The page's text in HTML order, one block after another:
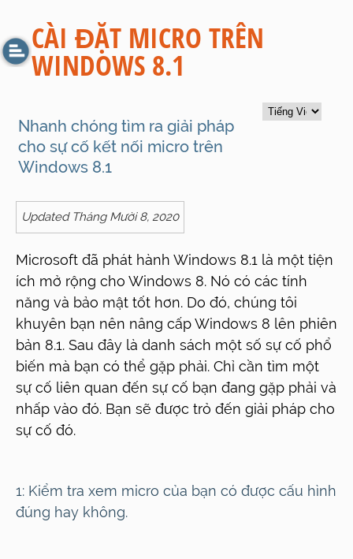
CÀI ĐẶT MICRO TRÊN
WINDOWS 8.1
Nhanh chóng tìm ra giải pháp
cho sự cố kết nối micro trên
Windows 8.1
Updated Tháng Mười 8, 2020
Microsoft đã phát hành Windows 8.1 là một tiện
ích mở rộng cho Windows 8. Nó có các tính
năng và bảo mật tốt hơn. Do đó, chúng tôi
khuyên bạn nên nâng cấp Windows 8 lên phiên
bản 8.1. Sau đây là danh sách một số sự cố phổ
biến mà bạn có thể gặp phải. Chỉ cần tìm một
sự cố liên quan đến sự cố bạn đang gặp phải và
nhấp vào đó. Bạn sẽ được trỏ đến giải pháp cho
sự cố đó.
1: Kiểm tra xem micro của bạn có được cấu hình
đúng hay không.